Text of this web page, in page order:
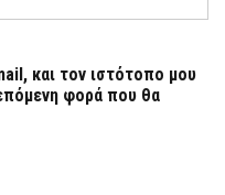
και τον ιστότοπο μου
φορά που θα